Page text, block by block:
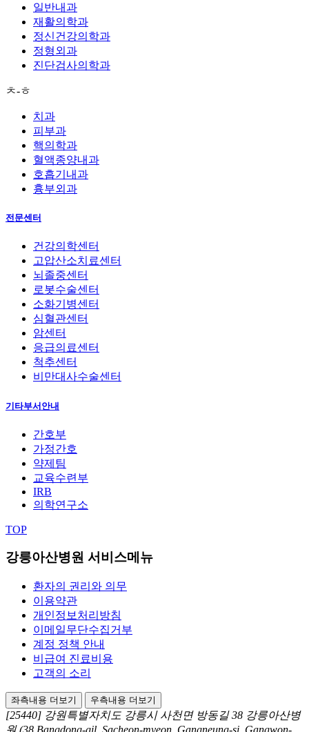
일반내과
재활의학과
정신건강의학과
정형외과
진단검사의학과
ㅊ-ㅎ
치과
피부과
핵의학과
혈액종양내과
호흡기내과
흉부외과
전문센터
건강의학센터
고압산소치료센터
뇌졸중센터
로봇수술센터
소화기병센터
심혈관센터
암센터
응급의료센터
척추센터
비만대사수술센터
기타부서안내
간호부
가정간호
약제팀
교육수련부
IRB
의학연구소
TOP
강릉아산병원 서비스메뉴
환자의 권리와 의무
이용약관
개인정보처리방침
이메일무단수집거부
계정 정책 안내
비급여 진료비용
고객의 소리
좌측내용 더보기 우측내용 더보기
[25440] 강원특별자치도 강릉시 사천면 방동길 38 강릉아산병